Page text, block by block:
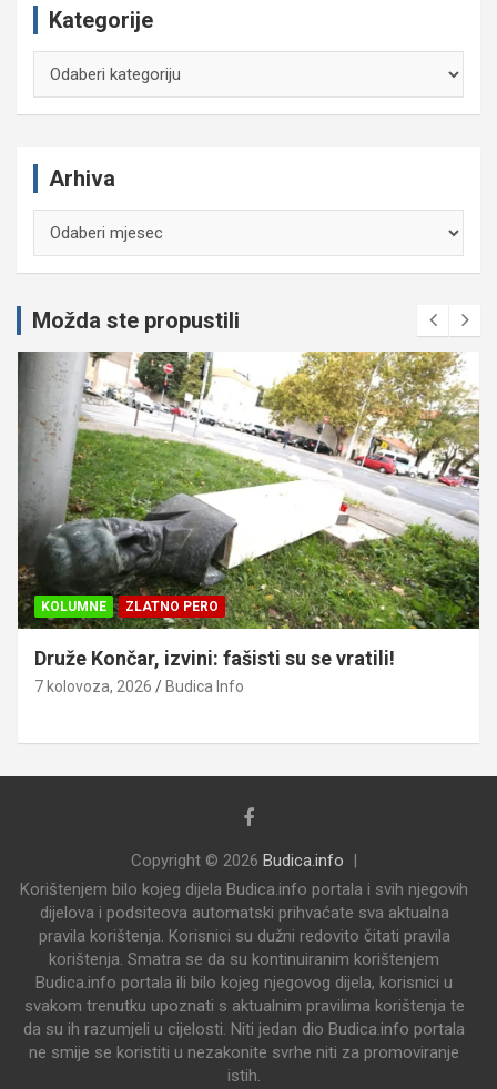
Kategorije
Arhiva
Možda ste propustili
KOLUMNE ZLATNO PERO
Druže Končar, izvini: fašisti su se vratili!
7 kolovoza, 2026 Budica Info
Copyright © 2026 Budica.info
Korištenjem bilo kojeg dijela Budica.info portala i svih njegovih
dijelova i podsiteova automatski prihvaćate sva aktualna
pravila korištenja. Korisnici su dužni redovito čitati pravila
korištenja. Smatra se da su kontinuiranim korištenjem
Budica.info portala ili bilo kojeg njegovog dijela, korisnici u
svakom trenutku upoznati s aktualnim pravilima korištenja te
da su ih razumjeli u cijelosti. Niti jedan dio Budica.info portala
ne smije se koristiti u nezakonite svrhe niti za promoviranje
istih.